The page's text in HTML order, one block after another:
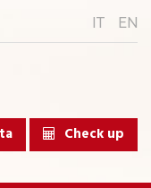
IT EN
Check up